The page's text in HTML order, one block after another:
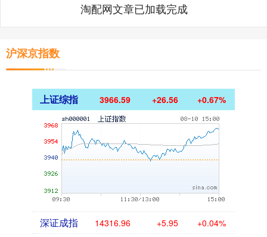
淘配网文章已加载完成
沪深京指数
上证综指 3966.59 +26.56 +0.67%
深证成指 14316.96 +5.95 +0.04%